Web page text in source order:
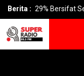
Berita :Bersifat Sementara